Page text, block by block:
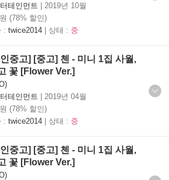
테인먼트 | 2019년 10월
원 (78% 할인)
: twice2014 | 상태 : 중
중고] [중고] 첸 - 미니 1집 사월,
꽃 [Flower Ver.]
테인먼트 | 2019년 04월
원 (78% 할인)
: twice2014 | 상태 : 중
중고] [중고] 첸 - 미니 1집 사월,
꽃 [Flower Ver.]